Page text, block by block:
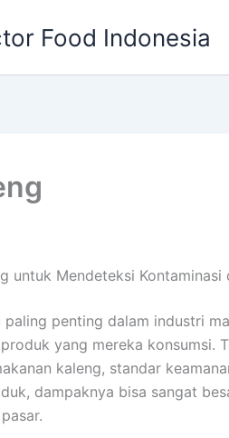
Food Indonesia
untuk Mendeteksi Kontaminasi
penting dalam industri
yang mereka konsumsi.
kaleng, standar
dampaknya bisa sangat